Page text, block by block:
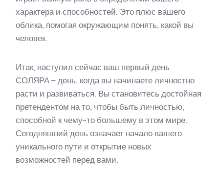
характера и способностей. Это плюс вашего
облика, помогая окружающим понять, какой вы
человек.
Итак, наступил сейчас ваш первый день
СОЛЯРА – день, когда вы начинаете личностно
расти и развиваться. Вы становитесь достойная
претендентом на то, чтобы быть личностью,
способной к чему-то большему в этом мире.
Сегодняшний день означает начало вашего
уникального пути и открытие новых
возможностей перед вами.